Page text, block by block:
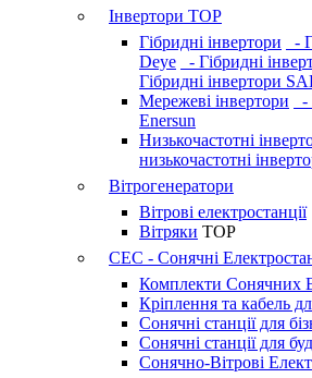
Інвертори TOP
Гібридні інвертори
-
Deye
- Гібридні
Гібридні інвертори
Мережеві інвертори
-
Enersun
Низькочастотні
низькочастотні
Вітрогенератори
Вітрові електростанції
Вітряки TOP
СЕС - Сонячні
Комплекти Сонячних
Кріплення та кабель
Сонячні станції для
Сонячні станції для
Сонячно-Вітрові